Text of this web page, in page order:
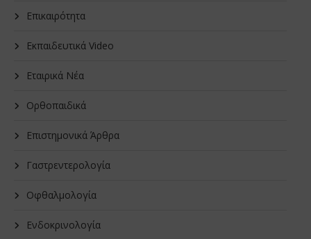
Επικαιρότητα
Εκπαιδευτικά Video
Εταιρικά Νέα
Oρθοπαιδικά
Επιστημονικά Άρθρα
Γαστρεντερολογία
Οφθαλμολογία
Ενδοκρινολογία